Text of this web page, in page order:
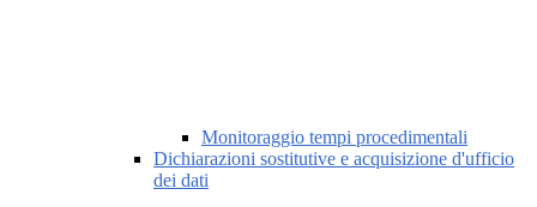
Monitoraggio tempi procedimentali
Dichiarazioni sostitutive e acquisizione d'ufficio
dei dati